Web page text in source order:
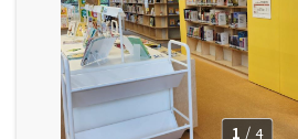
1 / 4